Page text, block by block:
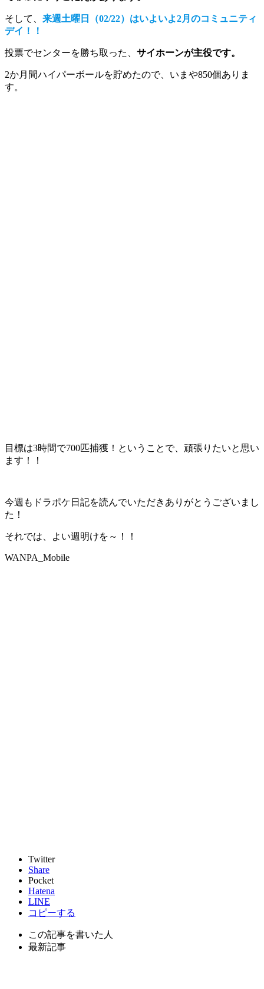
そして、 来週土曜日（02/22）はいよいよ2月のコミュニティ
デイ！！
投票でセンターを勝ち取った、 サイホーンが主役です。
2か月間ハイパーボールを貯めたので、いまや850個ありま
す。
目標は3時間で700匹捕獲！ということで、頑張りたいと思い
ます！！
今週もドラポケ日記を読んでいただきありがとうございまし
た！
それでは、よい週明けを～！！
WANPA_Mobile
Twitter
Share
Pocket
Hatena
LINE
コピーする
この記事を書いた人
最新記事